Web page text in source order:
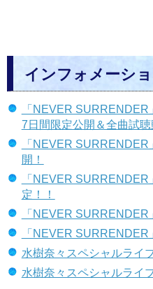
インフォメーシ
「NEVER
7日間限定公開＆全曲試聴
「NEVER
開！
「NEVER
定！！
「NEVER SURRENDER
「NEVER
水樹奈々スペシャルライ
水樹奈々スペシャルライ